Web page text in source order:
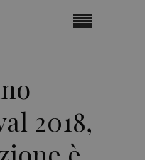
2018,